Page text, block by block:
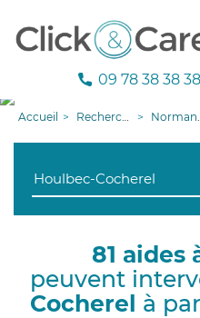
09 78 38 38 38
Accueil Recherche aide à domicile Normandie
81 aides
peuvent
Cocherel à